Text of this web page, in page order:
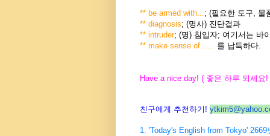
** be armed with...; (필요한 도구, 물
** diagnosis; (명사) 진단결과
** intruder; (명) 침입자; 여기서는 바
** make sense of...... 를 납득하다.
Have a nice day! ( 좋은 하루 되세요!
친구에게 추천하기 !
1. 'Today's English from Tokyo' 2669